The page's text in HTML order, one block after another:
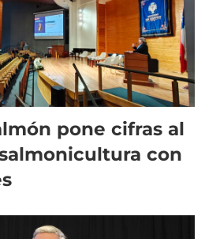
pone cifras al
con